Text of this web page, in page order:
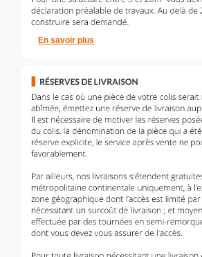
En savoir plus